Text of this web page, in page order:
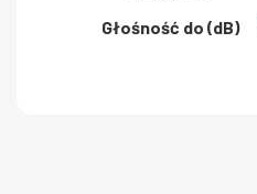
Głośność do (dB)